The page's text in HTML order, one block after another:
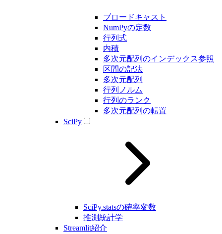
ブロードキャスト
NumPyの定数
行列式
内積
多次元配列のインデックス参照
区間の記法
多次元配列
行列ノルム
行列のランク
多次元配列の転置
SciPy
SciPy.statsの確率変数
推測統計学
Streamlit紹介